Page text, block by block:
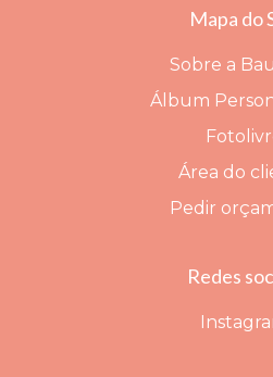
Mapa do
Sobre a
Álbum
Área do
Pedir
Redes